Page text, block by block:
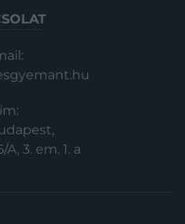
3. em. 1. a